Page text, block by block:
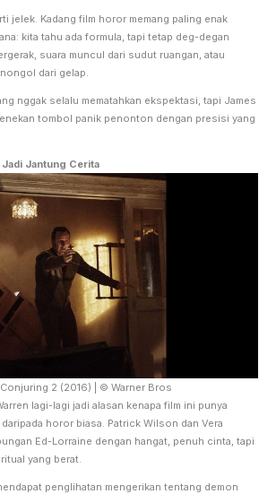
jelek. Kadang film horor memang paling enak
kita tahu ada formula, tapi tetap deg-degan
suara muncul dari sudut ruangan, atau
dari gelap.
nggak selalu mematahkan ekspektasi, tapi James
tombol panik penonton dengan presisi yang
Jantung Cerita
2 (2016) | © Warner Bros
lagi-lagi jadi alasan kenapa film ini punya
horor biasa. Patrick Wilson dan Vera
Ed-Lorraine dengan hangat, penuh cinta, tapi
yang berat.
penglihatan mengerikan tentang demon